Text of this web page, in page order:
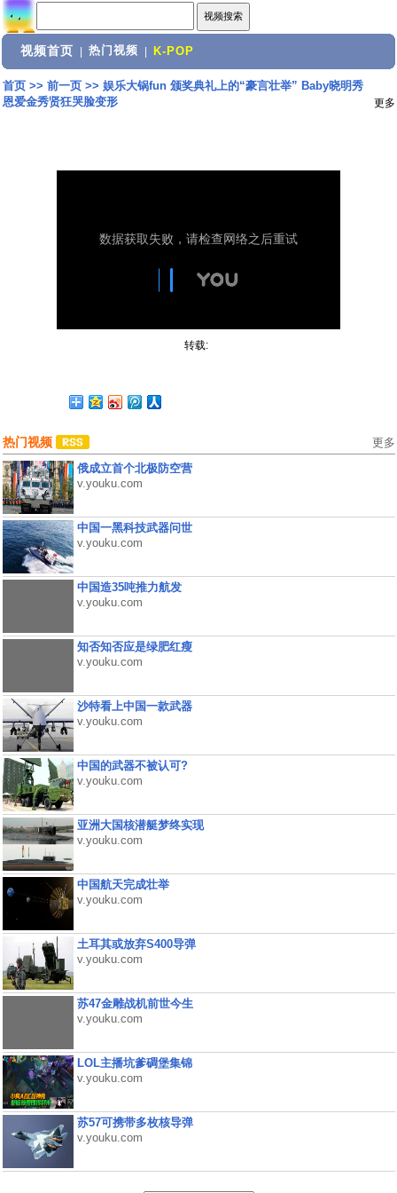
视频首页 热门视频 K-POP
首页>> 前一页>> 娱乐大锅fun 颁奖典礼上的“豪言壮举” Baby晓明秀
恩爱金秀贤狂哭脸变形
更多
转载:
热门视频 更多
俄成立首个北极防空营
v.youku.com
中国一黑科技武器问世
v.youku.com
中国造35吨推力航发
v.youku.com
知否知否应是绿肥红瘦
v.youku.com
沙特看上中国一款武器
v.youku.com
中国的武器不被认可?
v.youku.com
亚洲大国核潜艇梦终实现
v.youku.com
中国航天完成壮举
v.youku.com
土耳其或放弃S400导弹
v.youku.com
苏47金雕战机前世今生
v.youku.com
LOL主播坑爹碉堡集锦
v.youku.com
苏57可携带多枚核导弹
v.youku.com